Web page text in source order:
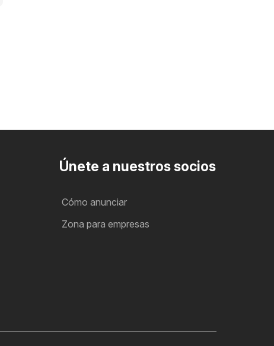
Únete a nuestros socios
Cómo anunciar
Zona para empresas